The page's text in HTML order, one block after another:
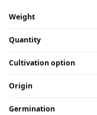
Weight
Quantity
Cultivation option
Origin
Germination